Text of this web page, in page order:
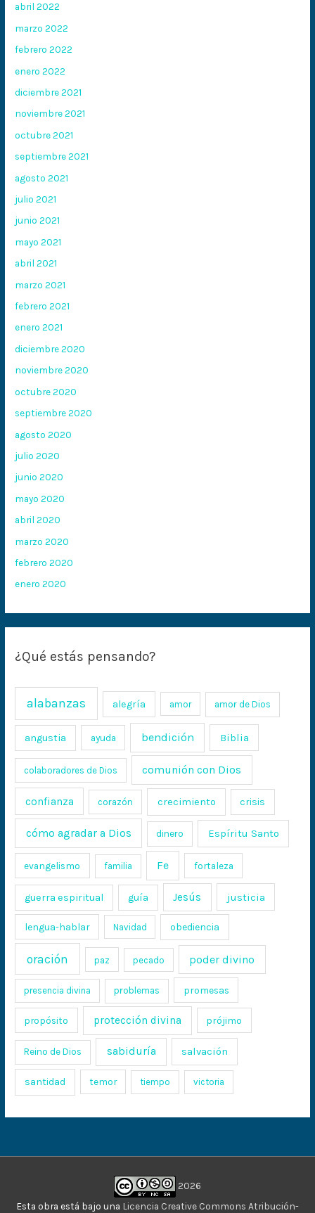
abril 2022
marzo 2022
febrero 2022
enero 2022
diciembre 2021
noviembre 2021
octubre 2021
septiembre 2021
agosto 2021
julio 2021
junio 2021
mayo 2021
abril 2021
marzo 2021
febrero 2021
enero 2021
diciembre 2020
noviembre 2020
octubre 2020
septiembre 2020
agosto 2020
julio 2020
junio 2020
mayo 2020
abril 2020
marzo 2020
febrero 2020
enero 2020
¿Qué estás pensando?
alabanzas alegría amor amor de Dios
angustia ayuda bendición Biblia
colaboradores de Dios comunión con Dios
confianza corazón crecimiento crisis
cómo agradar a Dios dinero Espíritu Santo
evangelismo familia Fe fortaleza
guerra espiritual guía Jesús justicia
lengua-hablar Navidad obediencia
oración paz pecado poder divino
presencia divina problemas promesas
propósito protección divina prójimo
Reino de Dios sabiduría salvación
santidad temor tiempo victoria
2026
Esta obra está bajo una Licencia Creative Commons Atribución-